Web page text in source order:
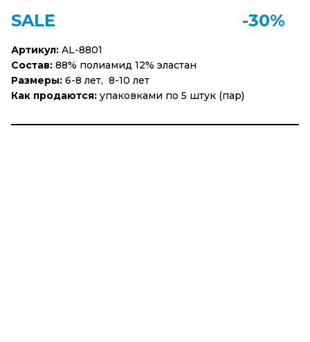
SALE -30%
Артикул: AL-8801
Состав: 88% полиамид 12% эластан
Размеры: 6-8 лет, 8-10 лет
Как продаются: упаковками по 5 штук (пар)